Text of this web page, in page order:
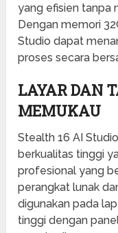
yang efisien tanpa
Dengan memori
Studio dapat
proses secara
LAYAR DAN
MEMUKAU
Stealth 16 AI
berkualitas tinggi
profesional yang
perangkat lunak
digunakan pada
tinggi dengan